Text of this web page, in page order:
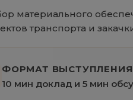
материального
транспорта и
ФОРМАТ ВЫСТУПЛЕНИЯ
10 мин доклад и 5 мин